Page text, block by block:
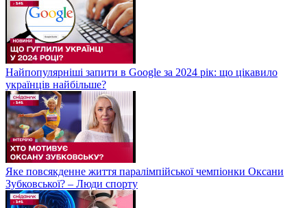
Найпопулярніші запити в Google за 2024 рік: що цікавило
українців найбільше?
Яке повсякденне життя паралімпійської чемпіонки Оксани
Зубковської? – Люди спорту